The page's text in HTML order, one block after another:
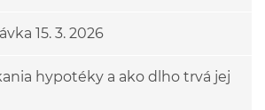
15. 3. 2026
hypotéky a ako dlho trvá jej